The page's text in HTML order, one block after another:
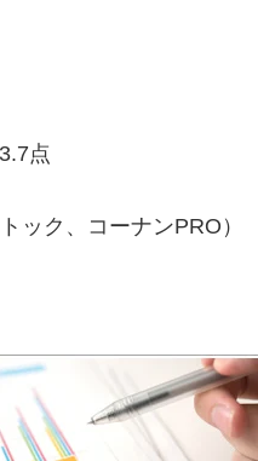
点
ック、コーナンPRO）